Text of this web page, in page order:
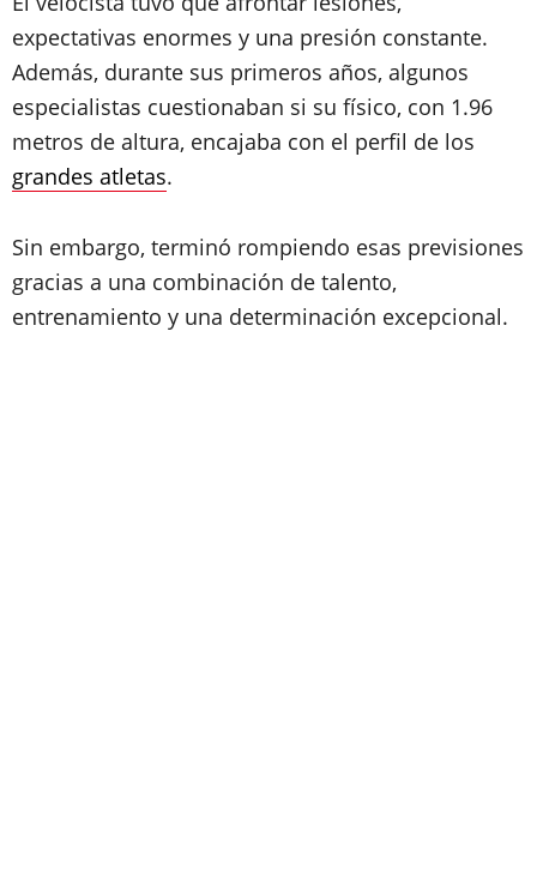
expectativas enormes y una presión constante.
Además, durante sus primeros años, algunos
especialistas cuestionaban si su físico, con 1.96
metros de altura, encajaba con el perfil de los
grandes atletas.
Sin embargo, terminó rompiendo esas previsiones
gracias a una combinación de talento,
entrenamiento y una determinación excepcional.